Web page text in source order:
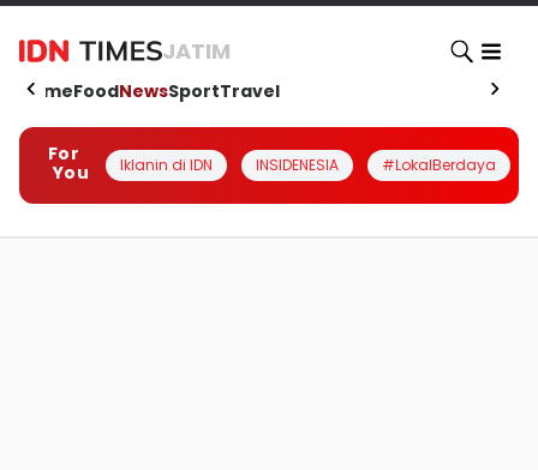
JATIM
HomeFoodNewsSportTravel
For
You
Iklanin di IDN INSIDENESIA #LokalBerdaya